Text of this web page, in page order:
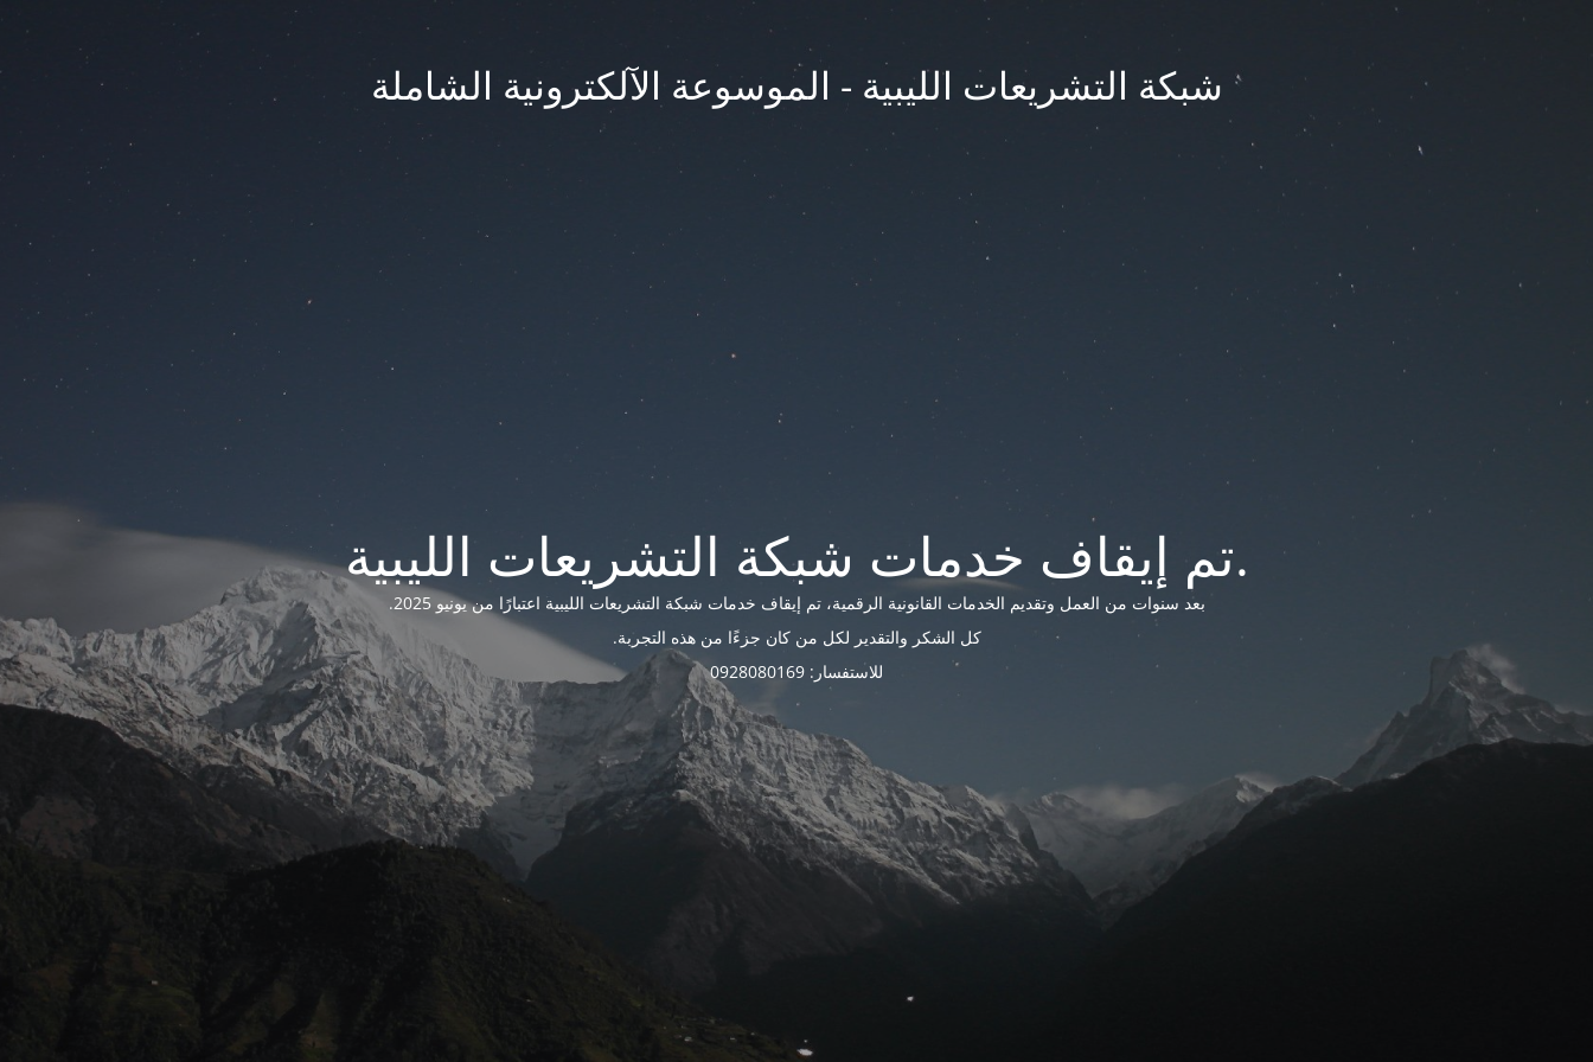
شبكة التشريعات الليبية - الموسوعة الآلكترونية الشاملة
تم إيقاف خدمات شبكة التشريعات الليبية.
بعد سنوات من العمل وتقديم الخدمات القانونية الرقمية، تم إيقاف خدمات شبكة التشريعات الليبية اعتبارًا من يونيو 2025.
كل الشكر والتقدير لكل من كان جزءًا من هذه التجربة.
للاستفسار: 0928080169